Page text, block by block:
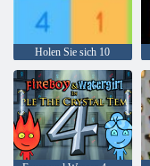
Holen Sie sich 10